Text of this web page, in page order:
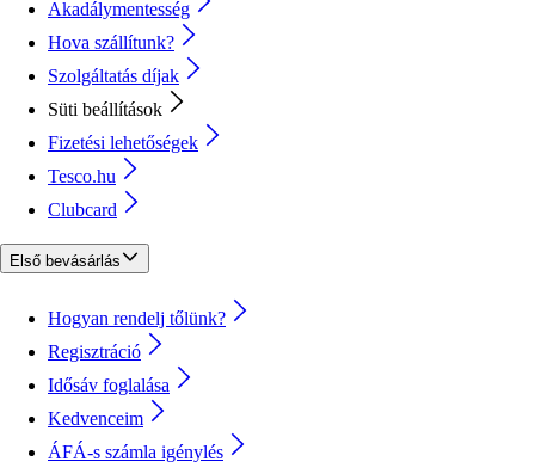
Akadálymentesség
Hova szállítunk?
Szolgáltatás díjak
Süti beállítások
Fizetési lehetőségek
Tesco.hu
Clubcard
Első bevásárlás
Hogyan rendelj tőlünk?
Regisztráció
Idősáv foglalása
Kedvenceim
ÁFÁ-s számla igénylés